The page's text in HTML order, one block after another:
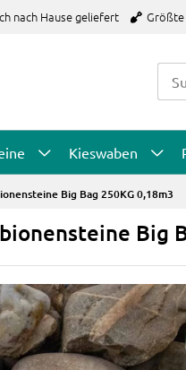
nach Hause geliefert
Kieswaben
Big Bag 250KG 0,18m3
Big